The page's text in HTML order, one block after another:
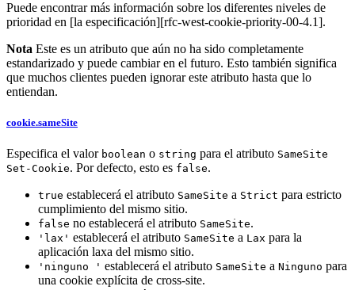
Puede encontrar más información sobre los diferentes niveles de
prioridad en [la especificación][rfc-west-cookie-priority-00-4.1].
Nota Este es un atributo que aún no ha sido completamente
estandarizado y puede cambiar en el futuro. Esto también significa
que muchos clientes pueden ignorar este atributo hasta que lo
entiendan.
cookie.sameSite
Especifica el valor boolean o string para el atributo SameSite
Set-Cookie. Por defecto, esto es false.
true establecerá el atributo SameSite a Strict para estricto
cumplimiento del mismo sitio.
false no establecerá el atributo SameSite.
'lax' establecerá el atributo SameSite a Lax para la
aplicación laxa del mismo sitio.
'ninguno ' establecerá el atributo SameSite a Ninguno para
una cookie explícita de cross-site.